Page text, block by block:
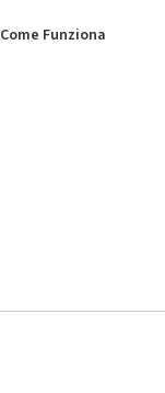
Come Funziona